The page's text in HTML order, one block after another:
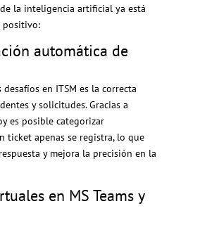
la inteligencia artificial ya está
positivo:
automática de
en ITSM es la correcta
y solicitudes. Gracias a
es posible categorizar
ticket apenas se registra, lo que
y mejora la precisión en la
en MS Teams y